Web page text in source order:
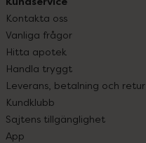
Kontakta oss
Vanliga frågor
Hitta apotek
Handla tryggt
Leverans, betalning och retur
Kundklubb
Sajtens tillgänglighet
App